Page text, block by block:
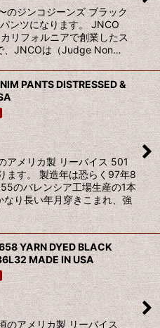
のジンコジーンズ ブラック
ンツになります。 JNCO
リフォルニアで創業したス
、JNCOは（Judge Non…
PANTS DISTRESSED &
アメリカ製 リーバイス 501
ます。 製造年は恐らく97年8
のバレンシア工場生産の1本
なり長い年月穿きこまれ、強
YARN DYED BLACK
MADE IN USA
のアメリカ製 リーバイス